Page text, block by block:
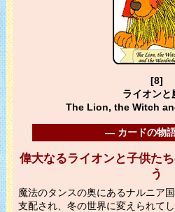
[8]
ライオンと
The Lion, the Witch
― カードの物
偉大なるライオンと子供た
う
魔法のタンスの奥にあるナルニア
支配され、冬の世界に変えられて